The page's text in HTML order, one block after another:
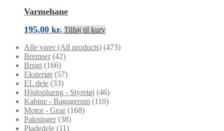
Varmehane
195,00 kr. Tilføj til kurv
Alle varer (All products) (473)
Bremser (42)
Brugt (166)
Eksteriør (57)
EL dele (33)
Hjulophæng - Styretøj (46)
Kabine - Bagagerum (110)
Motor - Gear (168)
Pakninger (38)
Pladedele (11)